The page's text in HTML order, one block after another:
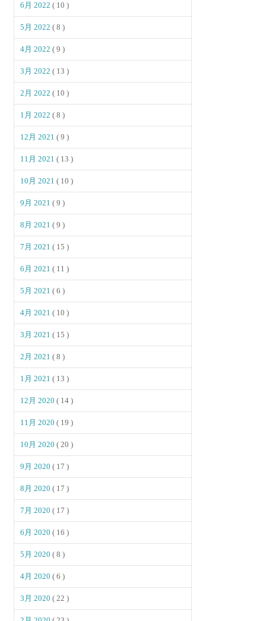
6月 2022( 10 )
5月 2022( 8 )
4月 2022( 9 )
3月 2022( 13 )
2月 2022( 10 )
1月 2022( 8 )
12月 2021( 9 )
11月 2021( 13 )
10月 2021( 10 )
9月 2021( 9 )
8月 2021( 9 )
7月 2021( 15 )
6月 2021( 11 )
5月 2021( 6 )
4月 2021( 10 )
3月 2021( 15 )
2月 2021( 8 )
1月 2021( 13 )
12月 2020( 14 )
11月 2020( 19 )
10月 2020( 20 )
9月 2020( 17 )
8月 2020( 17 )
7月 2020( 17 )
6月 2020( 16 )
5月 2020( 8 )
4月 2020( 6 )
3月 2020( 22 )